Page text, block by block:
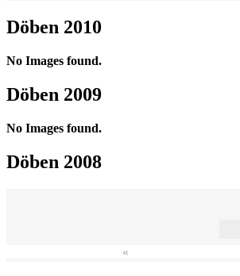
Döben 2010
No Images found.
Döben 2009
No Images found.
Döben 2008
«